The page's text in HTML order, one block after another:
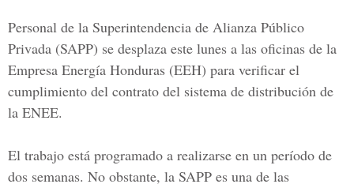
Personal de la Superintendencia de Alianza Público
Privada (SAPP) se desplaza este lunes a las oficinas de la
Empresa Energía Honduras (EEH) para verificar el
cumplimiento del contrato del sistema de distribución de
la ENEE.
El trabajo está programado a realizarse en un período de
dos semanas. No obstante, la SAPP es una de las